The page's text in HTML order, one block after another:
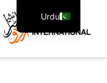
Urdu
English